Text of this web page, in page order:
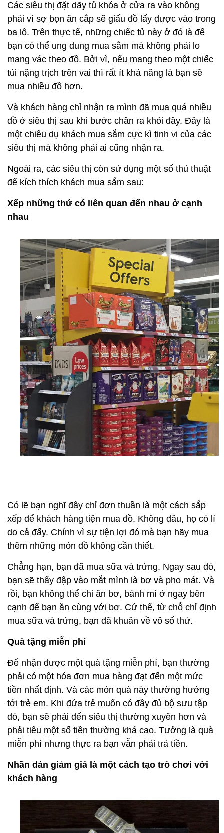
Các siêu thị đặt dãy tủ khóa ở cửa ra vào không
phải vì sợ bọn ăn cắp sẽ giấu đồ lấy được vào trong
ba lô. Trên thực tế, những chiếc tủ này ở đó là để
bạn có thể ung dung mua sắm mà không phải lo
mang vác theo đồ. Bởi vì, nếu mang theo một chiếc
túi nặng trịch trên vai thì rất ít khả năng là bạn sẽ
mua nhiều đồ hơn.
Và khách hàng chỉ nhận ra mình đã mua quá nhiều
đồ ở siêu thị sau khi bước chân ra khỏi đây. Đây là
một chiêu dụ khách mua sắm cực kì tinh vi của các
siêu thị mà không phải ai cũng nhận ra.
Ngoài ra, các siêu thị còn sử dụng một số thủ thuật
để kích thích khách mua sắm sau:
Xếp những thứ có liên quan đến nhau ở cạnh
nhau
Có lẽ bạn nghĩ đây chỉ đơn thuần là một cách sắp
xếp để khách hàng tiện mua đồ. Không đâu, họ có lí
do cả đấy. Chính vì sự tiện lợi đó mà bạn hãy mua
thêm những món đồ không cần thiết.
Chẳng hạn, bạn đã mua sữa và trứng. Ngay sau đó,
bạn sẽ thấy đập vào mắt mình là bơ và pho mát. Và
rồi, bạn không thể chỉ ăn bơ, bánh mì ở ngay bên
cạnh để bạn ăn cùng với bơ. Cứ thế, từ chỗ chỉ định
mua sữa và trứng, bạn đã khuân về vô số thứ.
Quà tặng miễn phí
Để nhận được một quà tặng miễn phí, bạn thường
phải có một hóa đơn mua hàng đạt đến một mức
tiền nhất định. Và các món quà này thường hướng
tới trẻ em. Khi đứa trẻ muốn có đầy đủ bộ sưu tập
đó, bạn sẽ phải đến siêu thị thường xuyên hơn và
phải tiêu một số tiền thường khá cao. Tưởng là quà
miễn phí nhưng thực ra bạn vẫn phải trả tiền.
Nhãn dán giảm giá là một cách tạo trò chơi với
khách hàng